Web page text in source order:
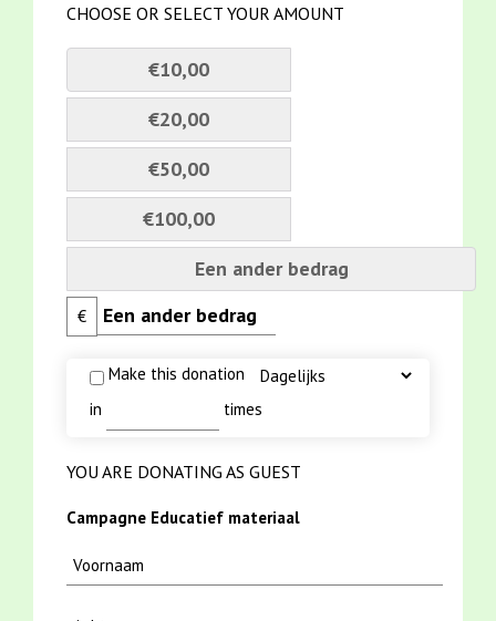
CHOOSE OR SELECT YOUR AMOUNT
€10,00
€20,00
€50,00
€100,00
Een ander bedrag
€
Make this donation
in
times
YOU ARE DONATING AS GUEST
Campagne Educatief materiaal